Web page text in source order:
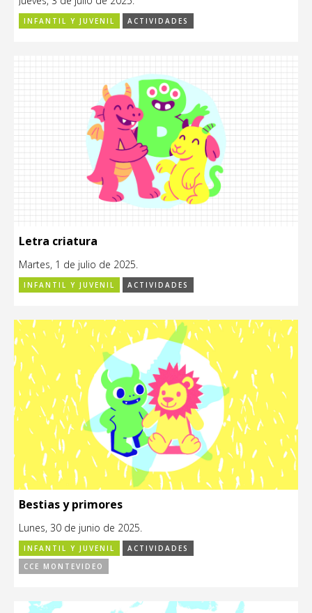
INFANTIL Y JUVENIL ACTIVIDADES
Letra criatura
Martes, 1 de julio de 2025.
INFANTIL Y JUVENIL ACTIVIDADES
Bestias y primores
Lunes, 30 de junio de 2025.
INFANTIL Y JUVENIL
ACTIVIDADES
CCE MONTEVIDEO